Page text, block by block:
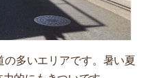
の多いエリアです。暑い夏